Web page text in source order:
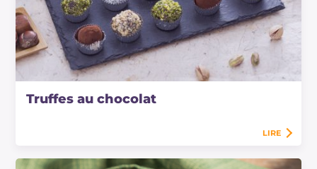
Truffes au chocolat
LIRE